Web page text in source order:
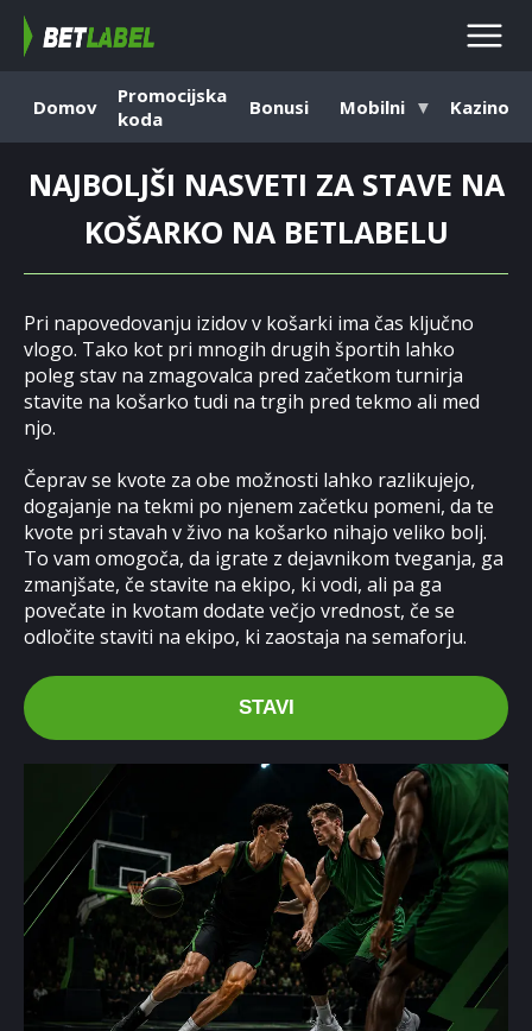
Domov
Promocijska
koda
Bonusi Mobilni Kazino
NAJBOLJŠI NASVETI ZA STAVE NA
KOŠARKO NA BETLABELU
Pri napovedovanju izidov v košarki ima čas ključno
vlogo. Tako kot pri mnogih drugih športih lahko
poleg stav na zmagovalca pred začetkom turnirja
stavite na košarko tudi na trgih pred tekmo ali med
njo.
Čeprav se kvote za obe možnosti lahko razlikujejo,
dogajanje na tekmi po njenem začetku pomeni, da te
kvote pri stavah v živo na košarko nihajo veliko bolj.
To vam omogoča, da igrate z dejavnikom tveganja, ga
zmanjšate, če stavite na ekipo, ki vodi, ali pa ga
povečate in kvotam dodate večjo vrednost, če se
odločite staviti na ekipo, ki zaostaja na semaforju.
STAVI